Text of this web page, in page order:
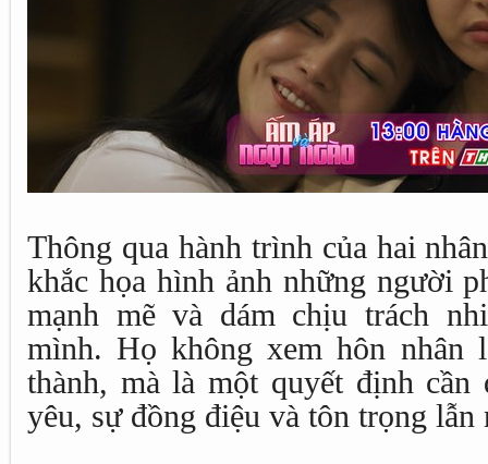
Thông qua hành trình của hai
khắc họa hình ảnh những người
mạnh mẽ và dám chịu trách
mình. Họ không xem hôn nhân
thành, mà là một quyết định
yêu, sự đồng điệu và tôn trọng lẫn